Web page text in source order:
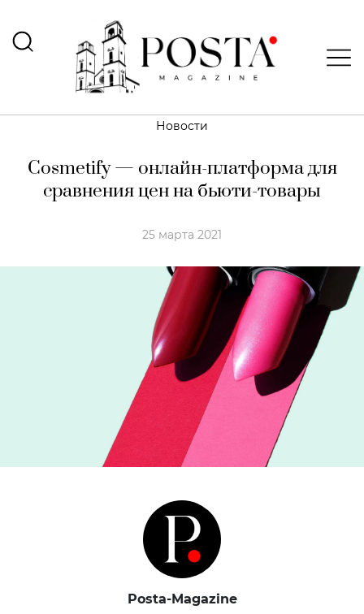
Новости
Cosmetify — онлайн-платформа для
сравнения цен на бьюти-товары
25 марта 2021
Posta-Magazine